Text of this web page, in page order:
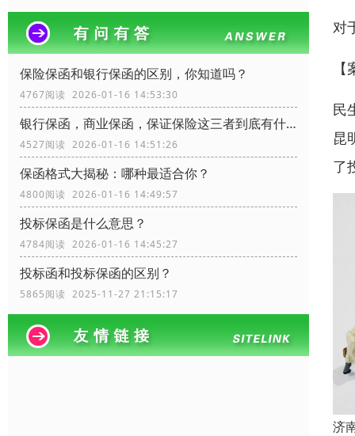
保险保函和银行保函的区别，你知道吗？
4767阅读 2026-01-16 14:53:30
银行保函，商业保函，保证保险这三者到底有什么区别？
4527阅读 2026-01-16 14:51:26
保函格式大揭秘：哪种最适合你？
4800阅读 2026-01-16 14:49:57
投标保函是什么意思？
4784阅读 2026-01-16 14:45:27
投标函和投标保函的区别？
5865阅读 2025-11-27 21:15:17
对
民
昆
了
济